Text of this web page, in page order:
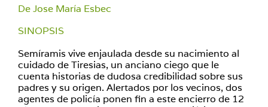
De Jose María Esbec
SINOPSIS
Semíramis vive enjaulada desde su nacimiento al
cuidado de Tiresias, un anciano ciego que le
cuenta historias de dudosa credibilidad sobre sus
padres y su origen. Alertados por los vecinos, dos
agentes de policía ponen fin a este encierro de 12